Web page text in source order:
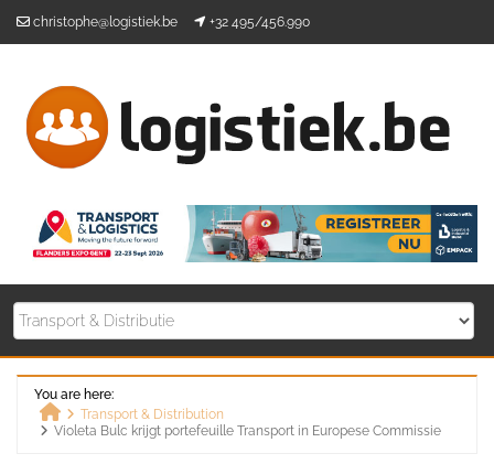
christophe@logistiek.be +32 495/456.990
You are here:
Home
Transport & Distribution
Violeta Bulc krijgt portefeuille Transport in Europese Commissie